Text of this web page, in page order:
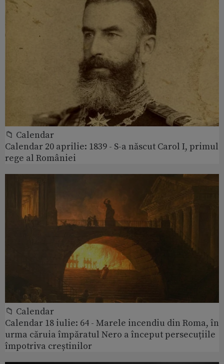
📁 Calendar
Calendar 20 aprilie: 1839 - S-a născut Carol I, primul
rege al României
📁 Calendar
Calendar 18 iulie: 64 - Marele incendiu din Roma, în
urma căruia împăratul Nero a început persecuțiile
împotriva creștinilor